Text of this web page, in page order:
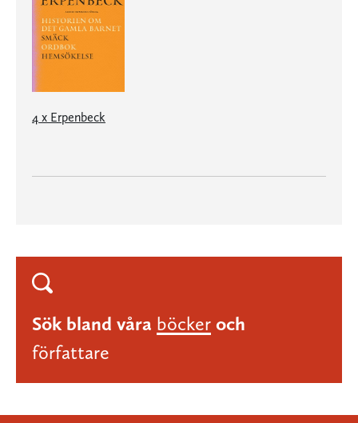
4 x Erpenbeck
Sök bland våra böcker och
författare